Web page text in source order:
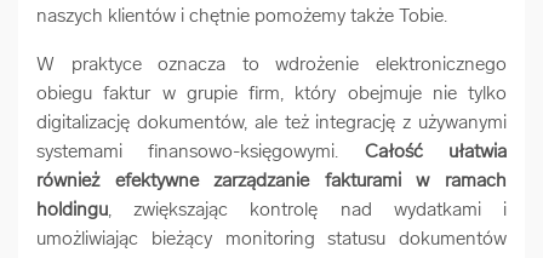
naszych klientów i chętnie pomożemy także Tobie.
W praktyce oznacza to wdrożenie elektronicznego
obiegu faktur w grupie firm, który obejmuje nie tylko
digitalizację dokumentów, ale też integrację z używanymi
systemami finansowo-księgowymi. Całość ułatwia
również efektywne zarządzanie fakturami w ramach
holdingu, zwiększając kontrolę nad wydatkami i
umożliwiając bieżący monitoring statusu dokumentów